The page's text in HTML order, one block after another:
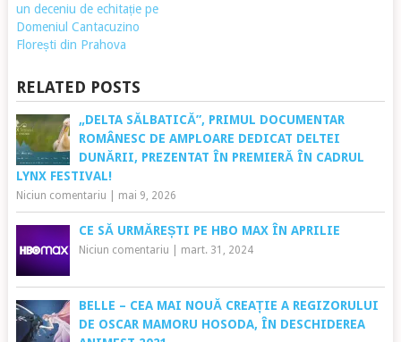
un deceniu de echitație pe
Domeniul Cantacuzino
Florești din Prahova
RELATED POSTS
„DELTA SĂLBATICĂ”, PRIMUL DOCUMENTAR
ROMÂNESC DE AMPLOARE DEDICAT DELTEI
DUNĂRII, PREZENTAT ÎN PREMIERĂ ÎN CADRUL
LYNX FESTIVAL!
Niciun comentariu mai 9, 2026
CE SĂ URMĂREȘTI PE HBO MAX ÎN APRILIE
Niciun comentariu mart. 31, 2024
BELLE – CEA MAI NOUĂ CREAȚIE A REGIZORULUI
DE OSCAR MAMORU HOSODA, ÎN DESCHIDEREA